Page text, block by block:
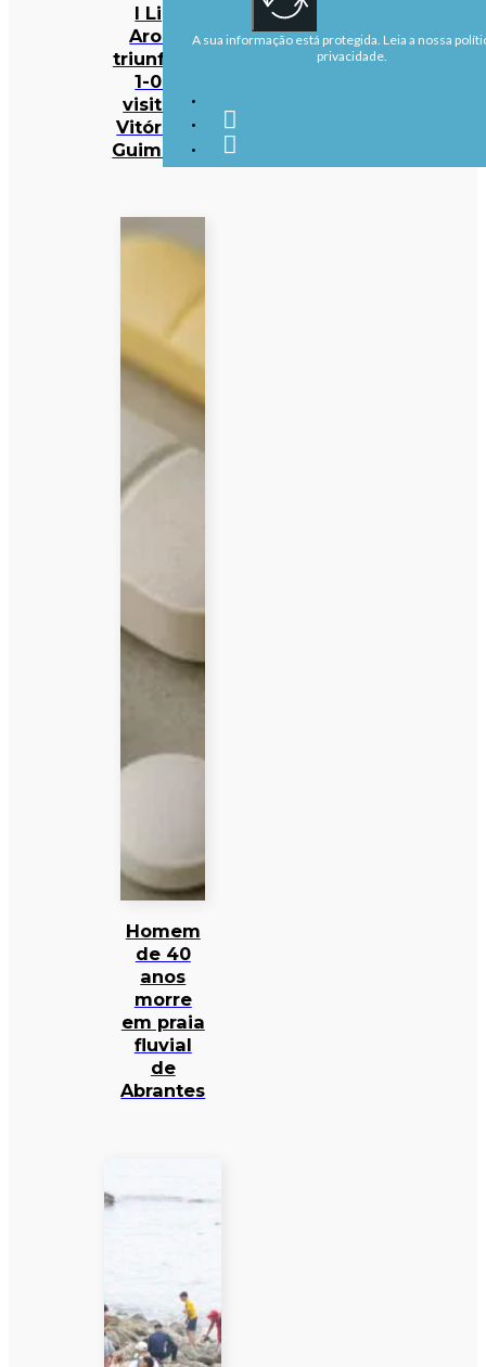
I Liga:
Arouca
triunfa por
1-0 na
visita ao
Vitória de
Guimarães
Homem
de 40
anos
morre
em praia
fluvial
de
Abrantes
A sua informação está protegida. Leia a nossa
privacidade.